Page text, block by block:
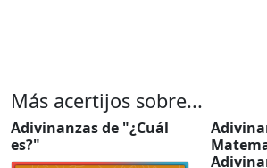
Más acertijos sobre...
Adivinanzas de "¿Cuál
es?"